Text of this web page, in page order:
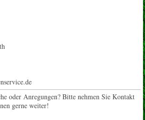
oder Anregungen? Bitte nehmen Sie Kontakt
gerne weiter!